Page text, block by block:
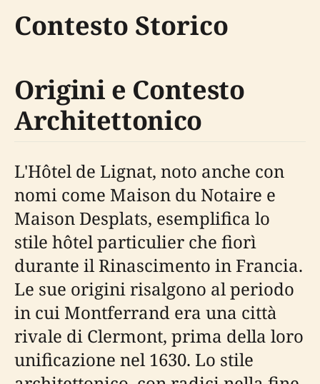
Contesto Storico
Origini e Contesto
Architettonico
L'Hôtel de Lignat, noto anche con
nomi come Maison du Notaire e
Maison Desplats, esemplifica lo
stile hôtel particulier che fiorì
durante il Rinascimento in Francia.
Le sue origini risalgono al periodo
in cui Montferrand era una città
rivale di Clermont, prima della loro
unificazione nel 1630. Lo stile